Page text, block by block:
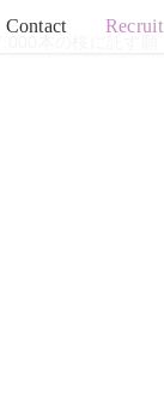
Contact Recruit
本の桜に託す願